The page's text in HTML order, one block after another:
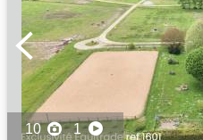
10 1